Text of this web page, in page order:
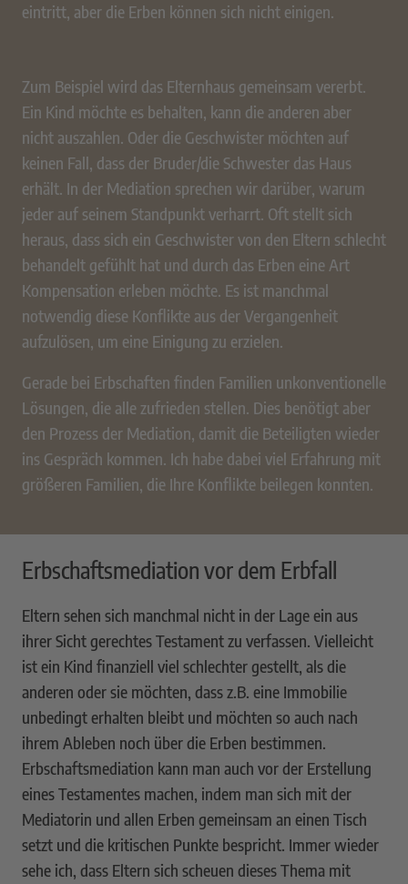
eintritt, aber die Erben können sich nicht einigen.
Zum Beispiel wird das Elternhaus gemeinsam vererbt.
Ein Kind möchte es behalten, kann die anderen aber
nicht auszahlen. Oder die Geschwister möchten auf
keinen Fall, dass der Bruder/die Schwester das Haus
erhält. In der Mediation sprechen wir darüber, warum
jeder auf seinem Standpunkt verharrt. Oft stellt sich
heraus, dass sich ein Geschwister von den Eltern schlecht
behandelt gefühlt hat und durch das Erben eine Art
Kompensation erleben möchte. Es ist manchmal
notwendig diese Konflikte aus der Vergangenheit
aufzulösen, um eine Einigung zu erzielen.
Gerade bei Erbschaften finden Familien unkonventionelle
Lösungen, die alle zufrieden stellen. Dies benötigt aber
den Prozess der Mediation, damit die Beteiligten wieder
ins Gespräch kommen. Ich habe dabei viel Erfahrung mit
größeren Familien, die Ihre Konflikte beilegen konnten.
Erbschaftsmediation vor dem Erbfall
Eltern sehen sich manchmal nicht in der Lage ein aus
ihrer Sicht gerechtes Testament zu verfassen. Vielleicht
ist ein Kind finanziell viel schlechter gestellt, als die
anderen oder sie möchten, dass z.B. eine Immobilie
unbedingt erhalten bleibt und möchten so auch nach
ihrem Ableben noch über die Erben bestimmen.
Erbschaftsmediation kann man auch vor der Erstellung
eines Testamentes machen, indem man sich mit der
Mediatorin und allen Erben gemeinsam an einen Tisch
setzt und die kritischen Punkte bespricht. Immer wieder
sehe ich, dass Eltern sich scheuen dieses Thema mit